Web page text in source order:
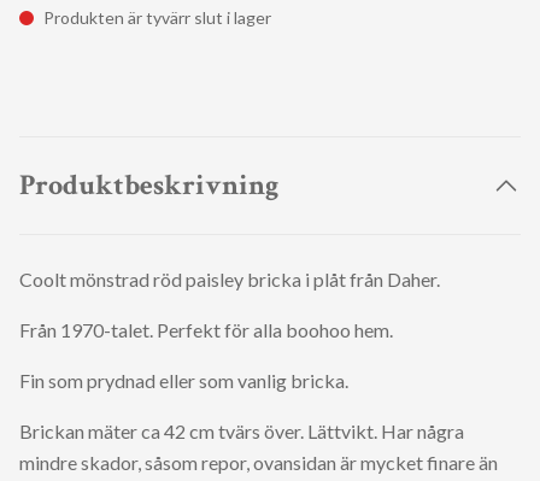
Produkten är tyvärr slut i lager
Produktbeskrivning
Coolt mönstrad röd paisley bricka i plåt från Daher.
Från 1970-talet. Perfekt för alla boohoo hem.
Fin som prydnad eller som vanlig bricka.
Brickan mäter ca 42 cm tvärs över. Lättvikt. Har några
mindre skador, såsom repor, ovansidan är mycket finare än